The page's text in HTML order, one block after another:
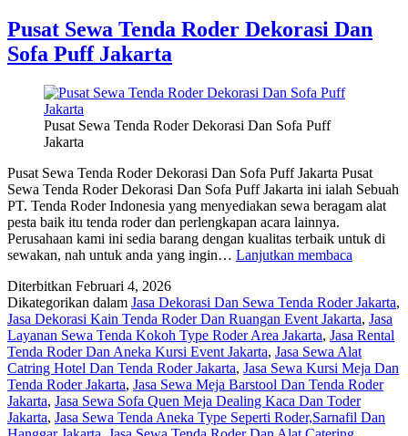
Pusat Sewa Tenda Roder Dekorasi Dan
Sofa Puff Jakarta
Pusat Sewa Tenda Roder Dekorasi Dan Sofa Puff
Jakarta
Pusat Sewa Tenda Roder Dekorasi Dan Sofa Puff Jakarta Pusat
Sewa Tenda Roder Dekorasi Dan Sofa Puff Jakarta ini ialah Sebuah
PT. Tenda Roder Indonesia yang menyediakan sewa beragam alat
pesta baik itu tenda roder dan perlengkapan acara lainnya.
Perusahaan kami ini sedia barang dengan kualitas terbaik untuk di
sewakan, nah untuk anda yang ingin… Lanjutkan membaca
Roder
Dekorasi
Dan
Sofa
Puff
Jakarta
Diterbitkan Februari 4, 2026
Dikategorikan dalam Jasa Dekorasi Dan Sewa Tenda Roder Jakarta,
Jasa Dekorasi Kain Tenda Roder Dan Ruangan Event Jakarta, Jasa
Layanan Sewa Tenda Kokoh Type Roder Area Jakarta, Jasa Rental
Tenda Roder Dan Aneka Kursi Event Jakarta, Jasa Sewa Alat
Catring Hotel Dan Tenda Roder Jakarta, Jasa Sewa Kursi Meja Dan
Tenda Roder Jakarta, Jasa Sewa Meja Barstool Dan Tenda Roder
Jakarta, Jasa Sewa Sofa Quen Meja Dealing Kaca Dan Toder
Jakarta, Jasa Sewa Tenda Aneka Type Seperti Roder,Sarnafil Dan